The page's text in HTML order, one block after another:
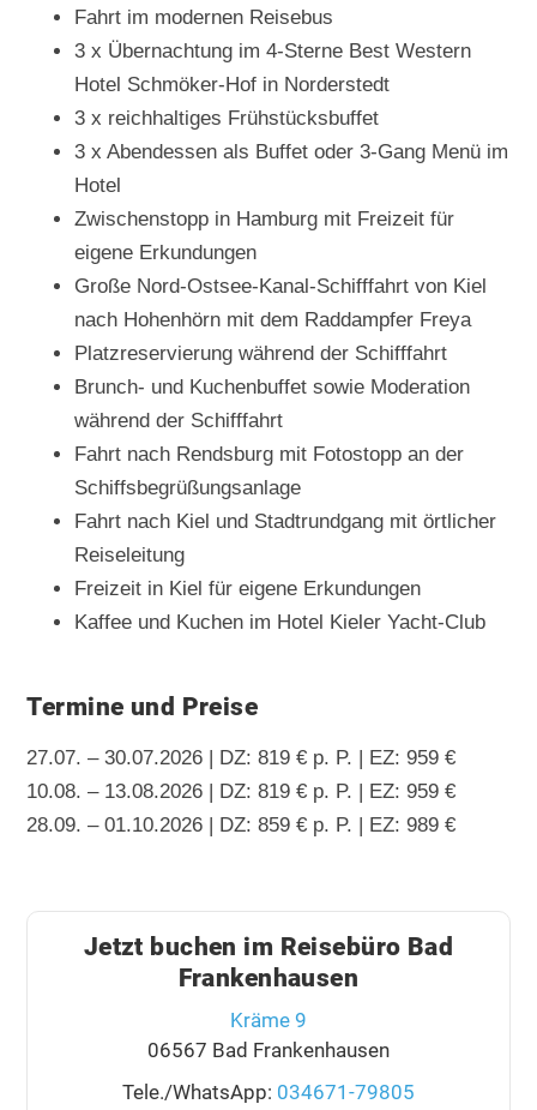
Fahrt im modernen Reisebus
3 x Übernachtung im 4-Sterne Best Western
Hotel Schmöker-Hof in Norderstedt
3 x reichhaltiges Frühstücksbuffet
3 x Abendessen als Buffet oder 3-Gang Menü im
Hotel
Zwischenstopp in Hamburg mit Freizeit für
eigene Erkundungen
Große Nord-Ostsee-Kanal-Schifffahrt von Kiel
nach Hohenhörn mit dem Raddampfer Freya
Platzreservierung während der Schifffahrt
Brunch- und Kuchenbuffet sowie Moderation
während der Schifffahrt
Fahrt nach Rendsburg mit Fotostopp an der
Schiffsbegrüßungsanlage
Fahrt nach Kiel und Stadtrundgang mit örtlicher
Reiseleitung
Freizeit in Kiel für eigene Erkundungen
Kaffee und Kuchen im Hotel Kieler Yacht-Club
Termine und Preise
27.07. – 30.07.2026 | DZ: 819 € p. P. | EZ: 959 €
10.08. – 13.08.2026 | DZ: 819 € p. P. | EZ: 959 €
28.09. – 01.10.2026 | DZ: 859 € p. P. | EZ: 989 €
Jetzt buchen im Reisebüro Bad
Frankenhausen
Kräme 9
06567 Bad Frankenhausen
Tele./WhatsApp: 034671-79805